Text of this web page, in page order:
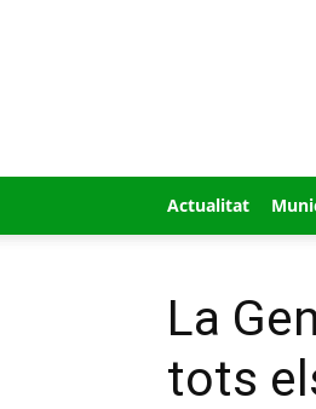
Actualitat
La
tots